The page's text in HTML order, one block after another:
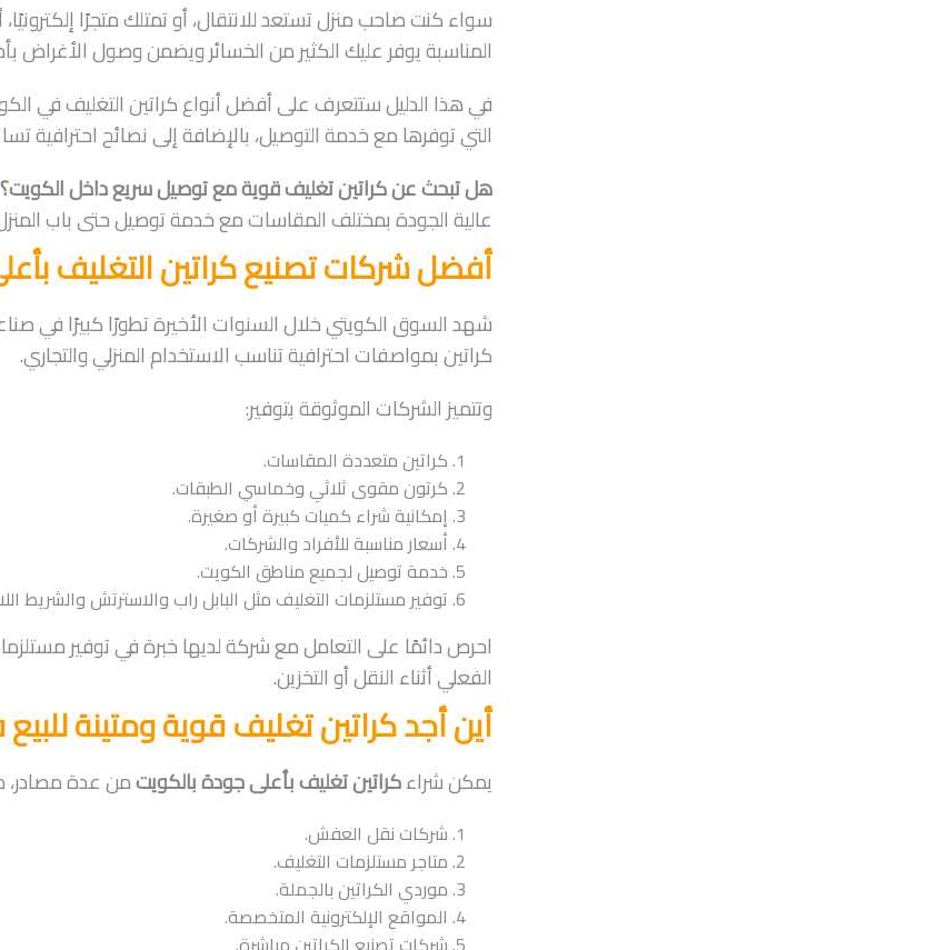
سواء كنت صاحب منزل تستعد للانتقال، أو تمتلك متجرًا إلكترونيًا،
المناسبة يوفر عليك الكثير من الخسائر ويضمن وصول الأغراض
في هذا الدليل ستتعرف على أفضل أنواع كراتين التغليف في
التي توفرها مع خدمة التوصيل، بالإضافة إلى نصائح
هل تبحث عن كراتين تغليف قوية مع توصيل سريع داخل الكويت؟
عالية الجودة بمختلف المقاسات مع خدمة توصيل حتى باب
أفضل شركات تصنيع كراتين التغليف
شهد السوق الكويتي خلال السنوات الأخيرة تطورًا كبيرًا في
كراتين بمواصفات احترافية تناسب الاستخدام المنزلي والتجاري.
وتتميز الشركات الموثوقة بتوفير:
كراتين متعددة المقاسات.
كرتون مقوى ثلاثي وخماسي الطبقات.
إمكانية شراء كميات كبيرة أو صغيرة.
أسعار مناسبة للأفراد والشركات.
خدمة توصيل لجميع مناطق الكويت.
توفير مستلزمات التغليف مثل البابل راب والاسترتش والشريط
احرص دائمًا على التعامل مع شركة لديها خبرة في توفير
الفعلي أثناء النقل أو التخزين.
أين أجد كراتين تغليف قوية ومتينة
يمكن شراءكراتين تغليف بأعلى جودة بالكويتمن عدة مصادر،
شركات نقل العفش.
متاجر مستلزمات التغليف.
موردي الكراتين بالجملة.
المواقع الإلكترونية المتخصصة.